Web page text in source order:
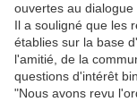
ouvertes au dialogue
Il a souligné que les
établies sur la base
l'amitié, de la
questions d'intérêt
"Nous avons revu